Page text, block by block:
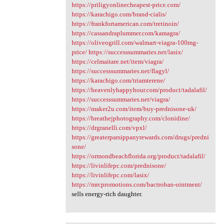
https://priligyonlinecheapest-price.com/
https://karachigo.com/brand-cialis/
https://frankfortamerican.com/tretinoin/
https://cassandraplummer.com/kamagra/
https://oliveogrill.com/walmart-viagra-100mg-
price/ https://successsummaries.net/lasix/
https://celmaitare.net/item/viagra/
https://successsummaries.net/flagyl/
https://karachigo.com/triamterene/
https://heavenlyhappyhour.com/product/tadalafil/
https://successsummaries.net/viagra/
https://maker2u.com/item/buy-prednisone-uk/
https://breathejphotography.com/clonidine/
https://drgranelli.com/vpxl/
https://greaterparsippanyrewards.com/drugs/predni
sone/
https://ormondbeachflorida.org/product/tadalafil/
https://livinlifepc.com/prednisone/
https://livinlifepc.com/lasix/
https://mrcpromotions.com/bactroban-ointment/
sells energy-rich daughter.